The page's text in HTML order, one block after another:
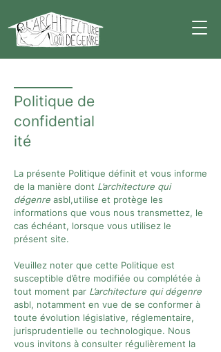
Politique de
confidential
ité
La présente Politique définit et vous informe
de la manière dont L’architecture qui
dégenre asbl,utilise et protège les
informations que vous nous transmettez, le
cas échéant, lorsque vous utilisez le
présent site.
Veuillez noter que cette Politique est
susceptible d’être modifiée ou complétée à
tout moment par L’architecture qui dégenre
asbl, notamment en vue de se conformer à
toute évolution législative, réglementaire,
jurisprudentielle ou technologique. Nous
vous invitons à consulter régulièrement la